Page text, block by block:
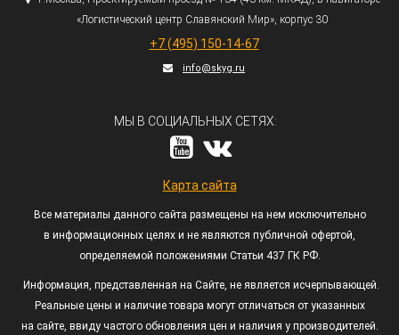
«Логистический центр Славянский Мир», корпус 30
+7 (495) 150-14-67
info@skyg.ru
МЫ В СОЦИАЛЬНЫХ СЕТЯХ:
Карта сайта
Все материалы данного сайта размещены на нем исключительно
в информационных целях и не являются публичной офертой,
определяемой положениями Статьи 437 ГК РФ.
Информация, представленная на Сайте, не является исчерпывающей.
Реальные цены и наличие товара могут отличаться от указанных
на сайте, ввиду частого обновления цен и наличия у производителей.